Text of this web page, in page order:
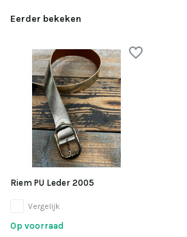
Eerder bekeken
Riem PU Leder 2005
Vergelijk
Op voorraad